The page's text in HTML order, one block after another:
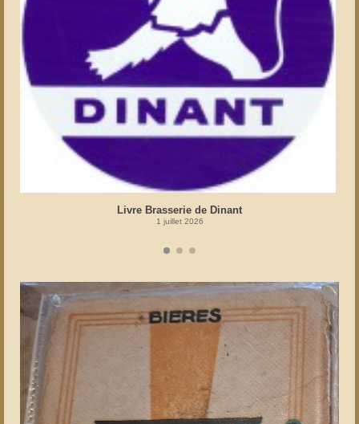
Livre Brasserie de Dinant
1 juillet 2026